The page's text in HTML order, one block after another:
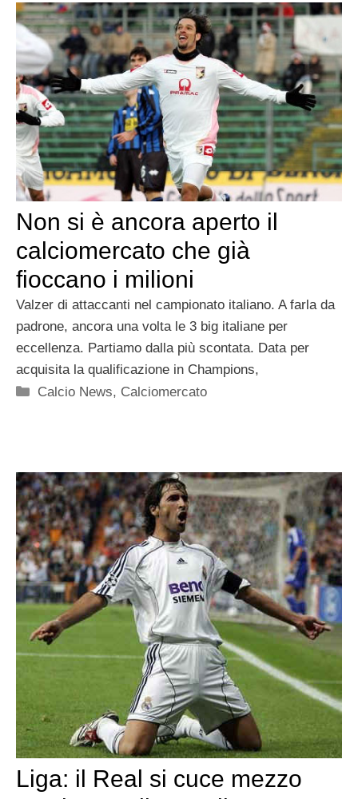
Non si è ancora aperto il
calciomercato che già
fioccano i milioni
Valzer di attaccanti nel campionato italiano. A farla da
padrone, ancora una volta le 3 big italiane per
eccellenza. Partiamo dalla più scontata. Data per
acquisita la qualificazione in Champions,
Categorie
Calcio News, Calciomercato
Liga: il Real si cuce mezzo